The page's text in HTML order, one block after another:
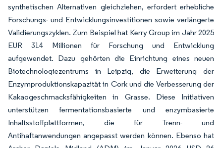
synthetischen Alternativen gleichziehen, erfordert erhebliche
Forschungs- und Entwicklungsinvestitionen sowie verlängerte
Validierungszyklen. Zum Beispiel hat Kerry Group im Jahr 2025
EUR 314 Millionen für Forschung und Entwicklung
aufgewendet. Dazu gehörten die Einrichtung eines neuen
Biotechnologiezentrums in Leipzig, die Erweiterung der
Enzymproduktionskapazität in Cork und die Verbesserung der
Kakaogeschmacksfähigkeiten in Grasse. Diese Initiativen
unterstützen fermentationsbasierte und enzymbasierte
Inhaltsstoffplattformen, die für Trenn- und
Antihaftanwendungen angepasst werden können. Ebenso hat